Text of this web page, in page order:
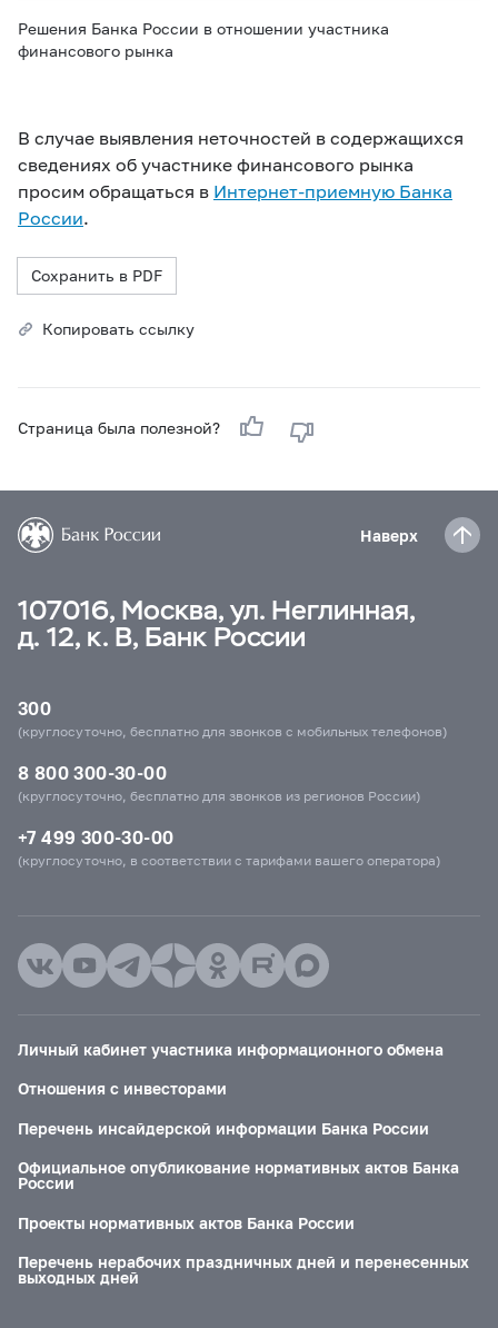
Решения Банка России в отношении участника
финансового рынка
В случае выявления неточностей в содержащихся
сведениях об участнике финансового рынка
просим обращаться в Интернет-приемную Банка
России.
Сохранить в PDF
Копировать ссылку
Страница была полезной?
Наверх
107016, Москва, ул. Неглинная,
д. 12, к. В, Банк России
300
(круглосуточно, бесплатно для звонков с мобильных телефонов)
8 800 300-30-00
(круглосуточно, бесплатно для звонков из регионов России)
+7 499 300-30-00
(круглосуточно, в соответствии с тарифами вашего оператора)
Личный кабинет участника информационного обмена
Отношения с инвесторами
Перечень инсайдерской информации Банка России
Официальное опубликование нормативных актов Банка
России
Проекты нормативных актов Банка России
Перечень нерабочих праздничных дней и перенесенных
выходных дней